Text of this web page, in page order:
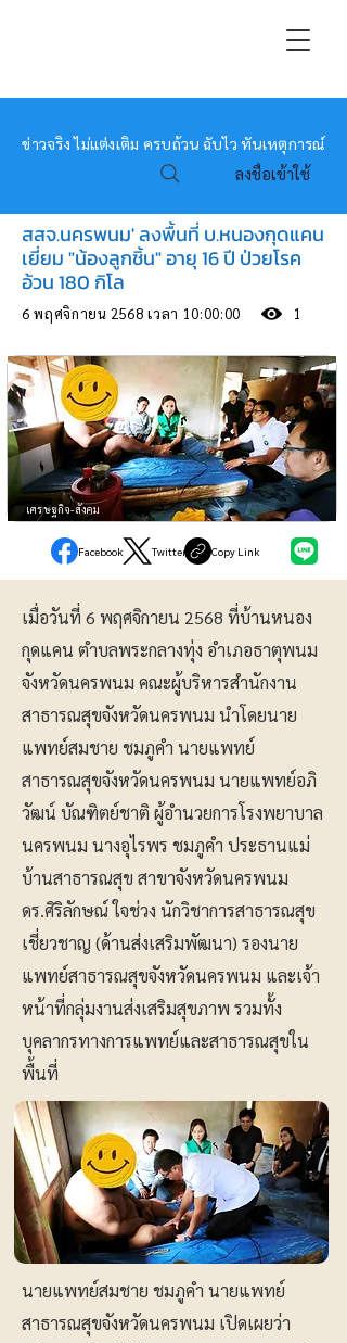
หมอข่าว
ข่าวจริง ไม่แต่งเติม ครบถ้วน ฉับไว ทันเหตุการณ์
ลงชื่อเข้าใช้
สสจ.นครพนม' ลงพื้นที่ บ.หนองกุดแคน
เยี่ยม "น้องลูกชิ้น" อายุ 16 ปี ป่วยโรค
อ้วน 180 กิโล
6 พฤศจิกายน 2568 เวลา 10:00:00 1
เศรษฐกิจ-สังคม
Facebook Twitter Copy Link
เมื่อวันที่ 6 พฤศจิกายน 2568 ที่บ้านหนอง
กุดแคน ตำบลพระกลางทุ่ง อำเภอธาตุพนม
จังหวัดนครพนม คณะผู้บริหารสำนักงาน
สาธารณสุขจังหวัดนครพนม นำโดยนาย
แพทย์สมชาย ชมภูคำ นายแพทย์
สาธารณสุขจังหวัดนครพนม นายแพทย์อภิ
วัฒน์ บัณฑิตย์ชาติ ผู้อำนวยการโรงพยาบาล
นครพนม นางอุไรพร ชมภูคำ ประธานแม่
บ้านสาธารณสุข สาขาจังหวัดนครพนม
ดร.ศิริลักษณ์ ใจช่วง นักวิชาการสาธารณสุข
เชี่ยวชาญ (ด้านส่งเสริมพัฒนา) รองนาย
แพทย์สาธารณสุขจังหวัดนครพนม และเจ้า
หน้าที่กลุ่มงานส่งเสริมสุขภาพ รวมทั้ง
บุคลากรทางการแพทย์และสาธารณสุขใน
พื้นที่
นายแพทย์สมชาย ชมภูคำ นายแพทย์
สาธารณสุขจังหวัดนครพนม เปิดเผยว่า